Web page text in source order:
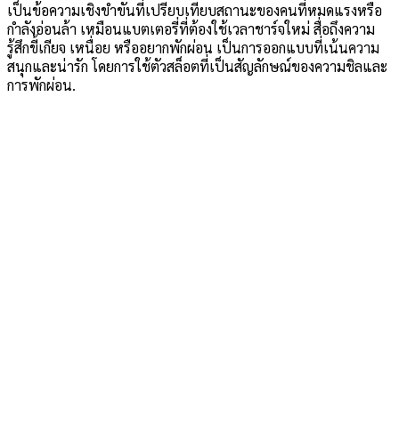
เป็นข้อความเชิงขำขันที่เปรียบเทียบสถานะของคนที่หมดแรงหรือ
กำลังอ่อนล้า เหมือนแบตเตอรี่ที่ต้องใช้เวลาชาร์จใหม่ สื่อถึงความ
รู้สึกขี้เกียจ เหนื่อย หรืออยากพักผ่อน เป็นการออกแบบที่เน้นความ
สนุกและน่ารัก โดยการใช้ตัวสล็อตที่เป็นสัญลักษณ์ของความชิลและ
การพักผ่อน.